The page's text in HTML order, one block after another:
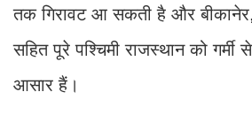
तक गिरावट आ सकती है और
सहित पूरे पश्चिमी राजस्थान को गर्मी
आसार हैं।